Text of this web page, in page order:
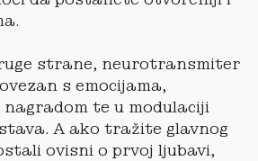
strane, neurotransmiter
s emocijama,
te u modulaciji
A ako tražite glavnog
ovisni o prvoj ljubavi,